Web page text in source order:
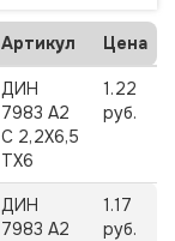
Артикул Цена
ДИН
7983 А2
C 2,2X6,5
TX6
1.22
руб.
ДИН
7983 А2
1.17
руб.